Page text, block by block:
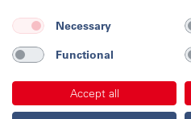
Condizioni di utilizzo
Impronta
Necessary
Functional
Accept all